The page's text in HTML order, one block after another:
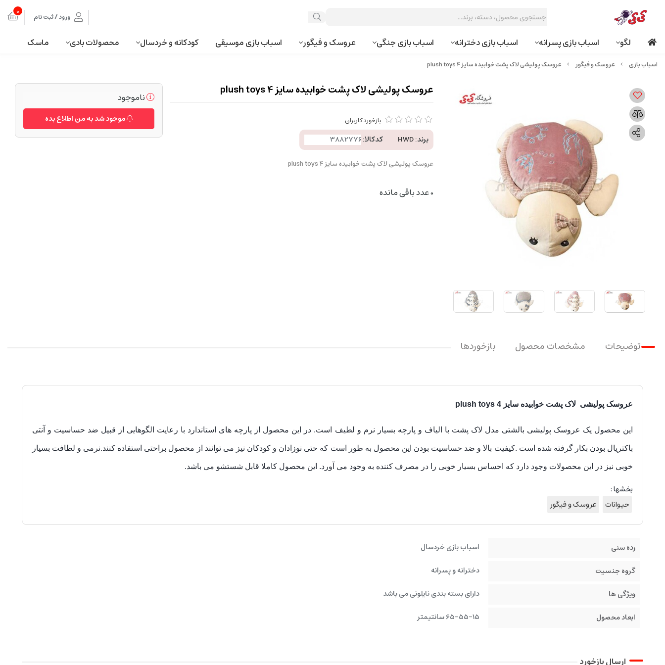
ورود / ثبت نام 0
لگو اسباب بازی پسرانه اسباب بازی دخترانه اسباب بازی جنگی عروسک و فیگور اسباب بازی موسیقی کودکانه و خردسال محصولات بادی ماسک
عروسک و فیگور عروسک پولیشی لاک پشت خوابیده سایز 4 plush toys
عروسک پولیشی لاک پشت خوابیده سایز 4 plush toys
بازخورد کاربران
برند:HWD کدکالا:
عروسک پولیشی لاک پشت خوابیده سایز 4 plush toys
0عدد باقی مانده
ناموجود
موجود شد به من اطلاع بده
توضیحات مشخصات محصول بازخوردها
عروسک پولیشی لاک پشت خوابیده سایز 4 plush toys
این محصول یک عروسک پولیشی بالشتی مدل لاک پشت با الیاف و پارچه بسیار نرم و لطیف است. در این محصول از پارچه های استاندارد با رعایت الگوهایی از قبیل ضد حساسیت و آنتی
باکتریال بودن بکار گرفته شده است .کیفیت بالا و ضد حساسیت بودن این محصول به طور است که حتی نوزادان و کودکان نیز می توانند از محصول براحتی استفاده کنند.نرمی و لطافت بسیار
خوبی نیز در این محصولات وجود دارد که احساس بسیار خوبی را در مصرف کننده به وجود می آورد. این محصول کاملا قابل شستشو می باشد.
بخشها :
حیوانات
عروسک و فیگور
رده سنی
اسباب بازی خردسال
گروه جنسیت
دخترانه و پسرانه
ویژگی ها
دارای بسته بندی نایلونی می باشد
ابعاد محصول
65-55-15 سانتیمتر
ارسال بازخورد